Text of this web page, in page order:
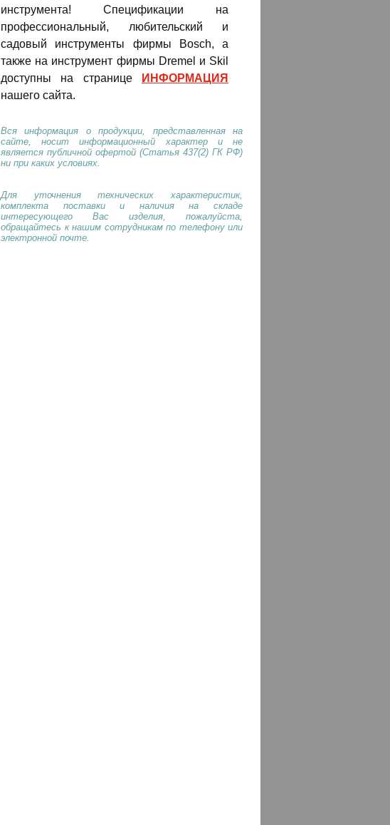
инструмента! Спецификации на
профессиональный, любительский и
садовый инструменты фирмы Bosch, а
также на инструмент фирмы Dremel и Skil
доступны на странице
ИНФОРМАЦИЯ
нашего сайта.
Вся информация о продукции, представленная на
сайте, носит информационный характер и не
является публичной офертой (Статья 437(2) ГК РФ)
ни при каких условиях.
Для уточнения технических характеристик,
комплекта поставки и наличия на складе
интересующего Вас изделия, пожалуйста,
обращайтесь к нашим сотрудникам по телефону или
электронной почте.